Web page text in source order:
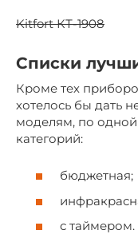
Kitfort КТ-1908
Списки
Кроме тех
хотелось бы дать
моделям, по
категорий:
бюджетная;
с таймером.